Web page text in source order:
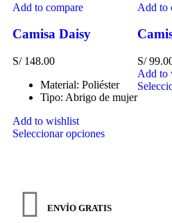
Add to compare
Camisa Daisy
S/148.00
Material: Poliéster
Tipo: Abrigo de mujer
Add to wishlist
Seleccionar opciones
Add to
S/
Add to
ENVÍO GRATIS